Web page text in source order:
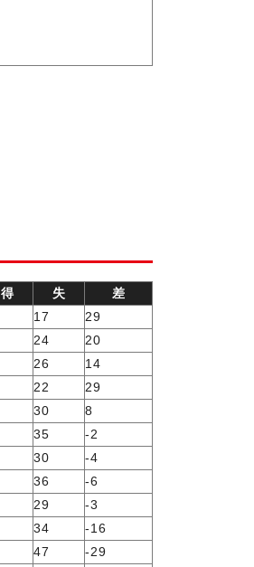
得 失
差
17
29
24
20
26
14
22
29
30
8
35
-2
30
-4
36
-6
29
-3
34
-16
47
-29